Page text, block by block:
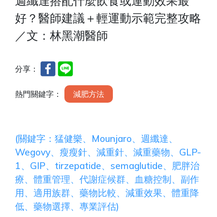
好？醫師建議＋輕運動示範完整攻略
／文：林黑潮醫師
分享：
熱門關鍵字： 減肥方法
(關鍵字：猛健樂、Mounjaro、週纖達、
Wegovy、瘦瘦針、減重針、減重藥物、GLP-
1、GIP、tirzepatide、semaglutide、肥胖治
療、體重管理、代謝症候群、血糖控制、副作
用、適用族群、藥物比較、減重效果、體重降
低、藥物選擇、專業評估)